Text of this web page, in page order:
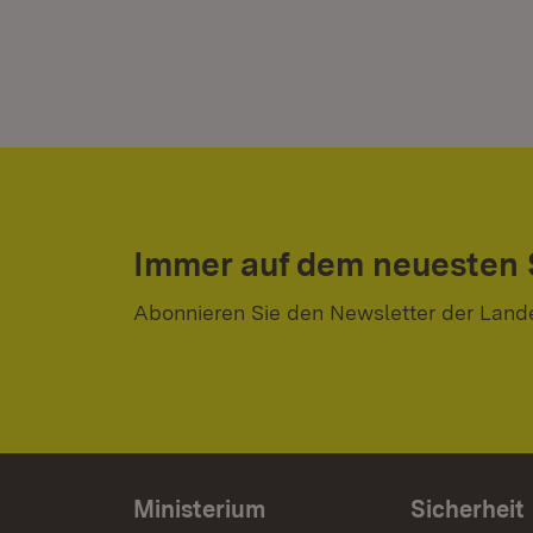
Immer auf dem neuesten
Abonnieren Sie den Newsletter der
Ministerium Sicherheit